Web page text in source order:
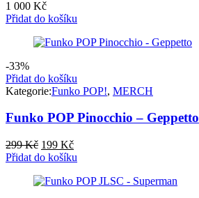
1 000 Kč
Přidat do košíku
-33%
Přidat do košíku
Kategorie:Funko POP!, MERCH
Funko POP Pinocchio – Geppetto
299Kč Původní
cena
299 Kč.
199 KčAktuální
cena
199 Kč.
Přidat do košíku